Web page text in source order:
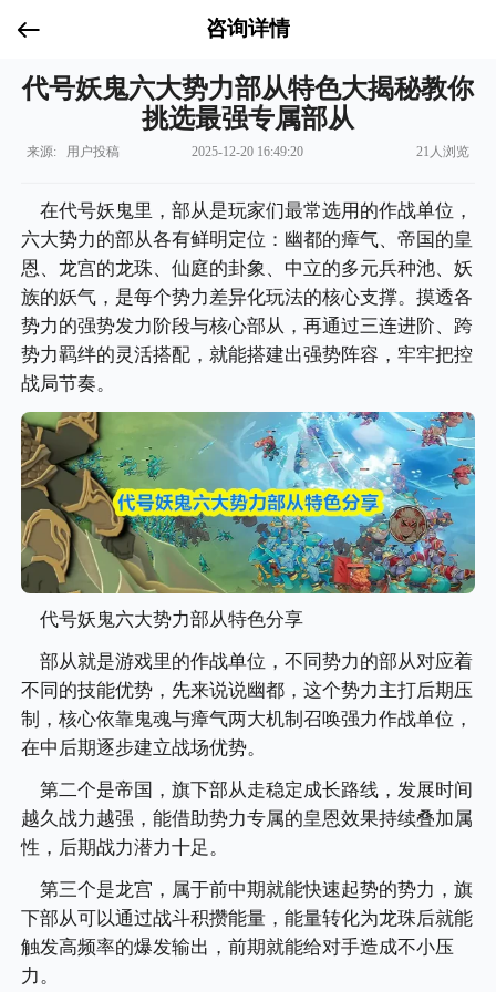
咨询详情
代号妖鬼六大势力部从特色大揭秘教你
挑选最强专属部从
来源: 用户投稿 2025-12-20 16:49:20 21人浏览
在代号妖鬼里，部从是玩家们最常选用的作战单位，
六大势力的部从各有鲜明定位：幽都的瘴气、帝国的皇
恩、龙宫的龙珠、仙庭的卦象、中立的多元兵种池、妖
族的妖气，是每个势力差异化玩法的核心支撑。摸透各
势力的强势发力阶段与核心部从，再通过三连进阶、跨
势力羁绊的灵活搭配，就能搭建出强势阵容，牢牢把控
战局节奏。
代号妖鬼六大势力部从特色分享
部从就是游戏里的作战单位，不同势力的部从对应着
不同的技能优势，先来说说幽都，这个势力主打后期压
制，核心依靠鬼魂与瘴气两大机制召唤强力作战单位，
在中后期逐步建立战场优势。
第二个是帝国，旗下部从走稳定成长路线，发展时间
越久战力越强，能借助势力专属的皇恩效果持续叠加属
性，后期战力潜力十足。
第三个是龙宫，属于前中期就能快速起势的势力，旗
下部从可以通过战斗积攒能量，能量转化为龙珠后就能
触发高频率的爆发输出，前期就能给对手造成不小压
力。